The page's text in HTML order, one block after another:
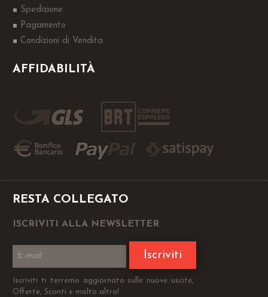
Spedizione
Pagamento
Condizioni di Vendita
AFFIDABILITÀ
RESTA COLLEGATO
ISCRIVITI ALLA NEWSLETTER
Iscriviti
Iscriviti ti terremo aggiornato sulle nuove uscite,
Offerte, Sconti e molto altro!